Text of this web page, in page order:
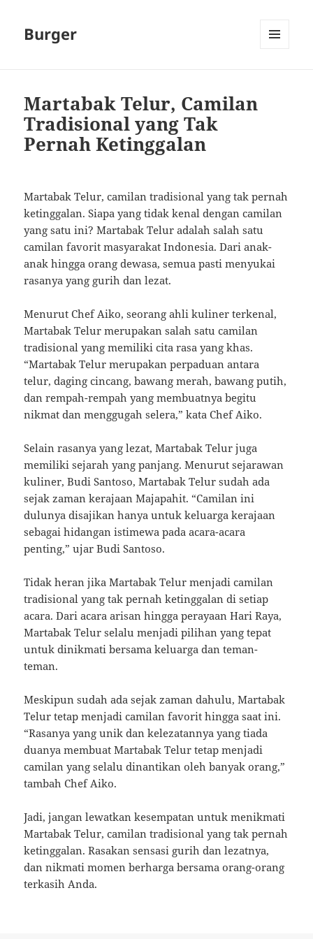
Burger
Martabak Telur, Camilan
Tradisional yang Tak
Pernah Ketinggalan
Martabak Telur, camilan tradisional yang tak pernah
ketinggalan. Siapa yang tidak kenal dengan camilan
yang satu ini? Martabak Telur adalah salah satu
camilan favorit masyarakat Indonesia. Dari anak-
anak hingga orang dewasa, semua pasti menyukai
rasanya yang gurih dan lezat.
Menurut Chef Aiko, seorang ahli kuliner terkenal,
Martabak Telur merupakan salah satu camilan
tradisional yang memiliki cita rasa yang khas.
“Martabak Telur merupakan perpaduan antara
telur, daging cincang, bawang merah, bawang putih,
dan rempah-rempah yang membuatnya begitu
nikmat dan menggugah selera,” kata Chef Aiko.
Selain rasanya yang lezat, Martabak Telur juga
memiliki sejarah yang panjang. Menurut sejarawan
kuliner, Budi Santoso, Martabak Telur sudah ada
sejak zaman kerajaan Majapahit. “Camilan ini
dulunya disajikan hanya untuk keluarga kerajaan
sebagai hidangan istimewa pada acara-acara
penting,” ujar Budi Santoso.
Tidak heran jika Martabak Telur menjadi camilan
tradisional yang tak pernah ketinggalan di setiap
acara. Dari acara arisan hingga perayaan Hari Raya,
Martabak Telur selalu menjadi pilihan yang tepat
untuk dinikmati bersama keluarga dan teman-
teman.
Meskipun sudah ada sejak zaman dahulu, Martabak
Telur tetap menjadi camilan favorit hingga saat ini.
“Rasanya yang unik dan kelezatannya yang tiada
duanya membuat Martabak Telur tetap menjadi
camilan yang selalu dinantikan oleh banyak orang,”
tambah Chef Aiko.
Jadi, jangan lewatkan kesempatan untuk menikmati
Martabak Telur, camilan tradisional yang tak pernah
ketinggalan. Rasakan sensasi gurih dan lezatnya,
dan nikmati momen berharga bersama orang-orang
terkasih Anda.